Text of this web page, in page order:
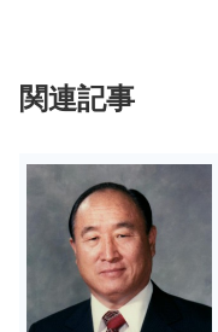
関連記事